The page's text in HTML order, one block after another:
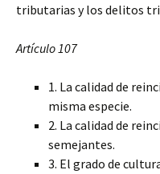
tributarias y los delitos
Artículo 107
1. La calidad de
misma especie.
2. La calidad de
semejantes.
3. El grado de